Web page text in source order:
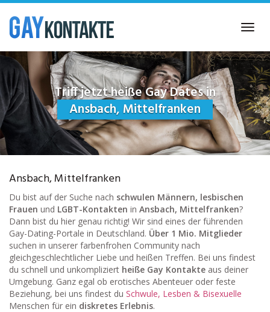
Skip
main
content
Triff jetzt heiße Gay Dates in
Ansbach, Mittelfranken
Ansbach, Mittelfranken
Du bist auf der Suche nach schwulen Männern, lesbischen
Frauen und LGBT-Kontakten in Ansbach, Mittelfranken?
Dann bist du hier genau richtig! Wir sind eines der führenden
Gay-Dating-Portale in Deutschland. Über 1 Mio. Mitglieder
suchen in unserer farbenfrohen Community nach
gleichgeschlechtlicher Liebe und heißen Treffen. Bei uns findest
du schnell und unkompliziert heiße Gay Kontakte aus deiner
Umgebung. Ganz egal ob erotisches Abenteuer oder feste
Beziehung, bei uns findest du Schwule, Lesben & Bisexuelle
Menschen für ein diskretes Erlebnis.